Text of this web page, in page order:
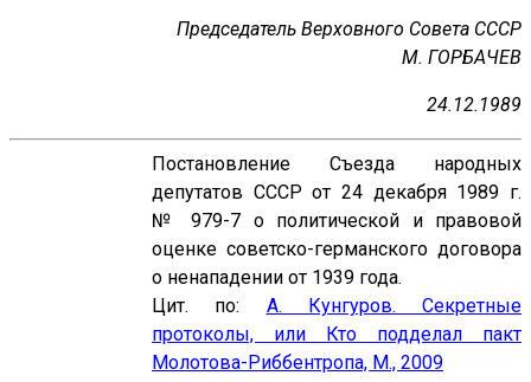
Председатель Верховного Совета СССР
М. ГОРБАЧЕВ
24.12.1989
Постановление Съезда народных
депутатов СССР от 24 декабря 1989 г.
№ 979-7 о политической и правовой
оценке советско-германского договора
о ненападении от 1939 года.
Цит. по: А. Кунгуров. Секретные
протоколы, или Кто подделал пакт
Молотова-Риббентропа, М., 2009